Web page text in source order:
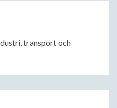
transport och